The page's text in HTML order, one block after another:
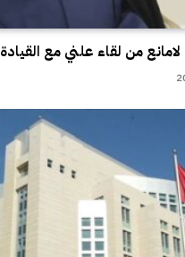
من لقاء علني مع